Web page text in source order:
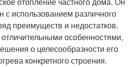
с использованием различного
преимуществ и недостатков.
особенностями,
о целесообразности его
конкретного строения.